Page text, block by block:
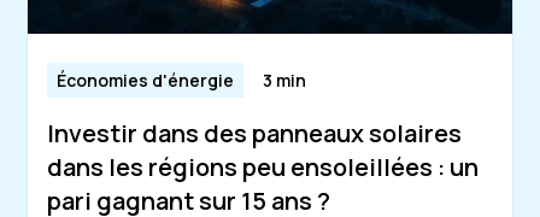
Économies d'énergie 3 min
Investir dans des panneaux solaires
dans les régions peu ensoleillées : un
pari gagnant sur 15 ans ?